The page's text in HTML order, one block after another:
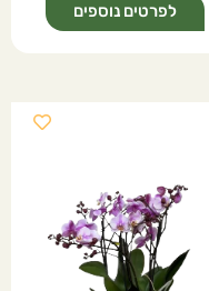
לפרטים נוספים